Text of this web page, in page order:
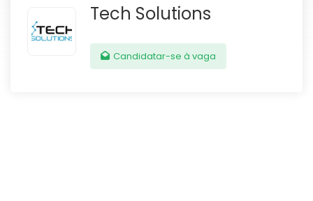
Tech Solutions
Candidatar-se à vaga